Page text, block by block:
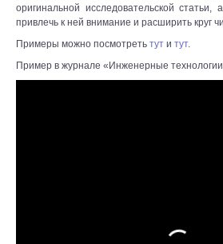
оригинальной исследовательской
привлечь к ней внимание и расширить круг
Примеры можно посмотреть тут и тут.
Пример в журнале «Инженерные